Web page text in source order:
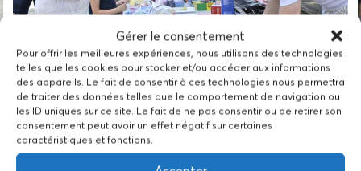
Gérer le consentement
Pour offrir les meilleures expériences, nous utilisons des technologies
telles que les cookies pour stocker et/ou accéder aux informations
des appareils. Le fait de consentir à ces technologies nous permettra
de traiter des données telles que le comportement de navigation ou
les ID uniques sur ce site. Le fait de ne pas consentir ou de retirer son
consentement peut avoir un effet négatif sur certaines
caractéristiques et fonctions.
Un grand merci à toutes les familles présentes pour leur